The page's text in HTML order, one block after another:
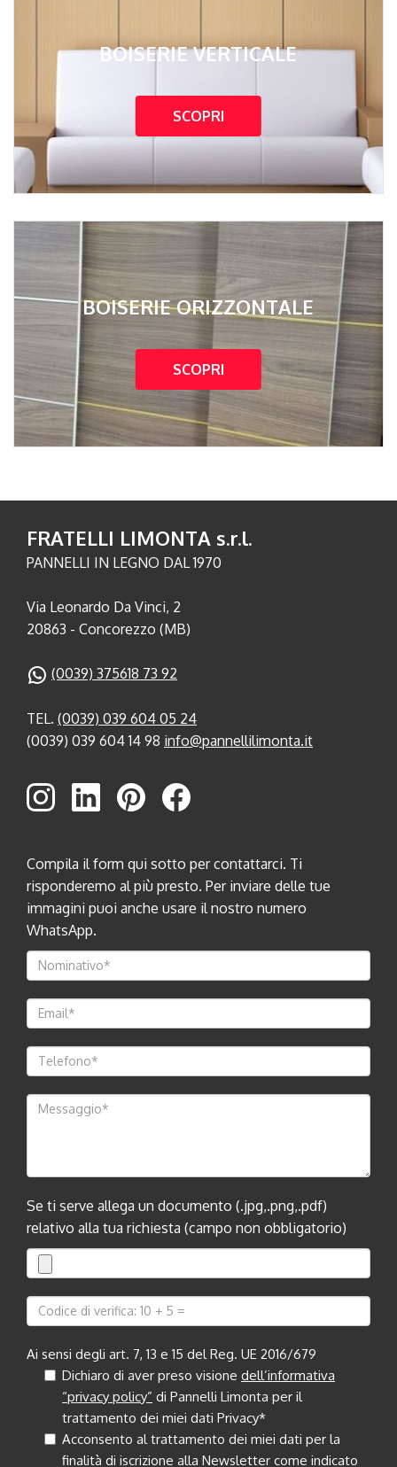
BOISERIE VERTICALE
SCOPRI
BOISERIE ORIZZONTALE
SCOPRI
FRATELLI LIMONTA s.r.l.
PANNELLI IN LEGNO DAL 1970
Via Leonardo Da Vinci, 2
20863 - Concorezzo (MB)
(0039) 375618 73 92
TEL. (0039) 039 604 05 24
(0039) 039 604 14 98 info@pannellilimonta.it
Compila il form qui sotto per contattarci. Ti
risponderemo al più presto. Per inviare delle tue
immagini puoi anche usare il nostro numero
WhatsApp.
Se ti serve allega un documento (.jpg,.png,.pdf)
relativo alla tua richiesta (campo non obbligatorio)
Ai sensi degli art. 7, 13 e 15 del Reg. UE 2016/679
Dichiaro di aver preso visione dell’informativa
“privacy policy” di Pannelli Limonta per il
trattamento dei miei dati Privacy*
Acconsento al trattamento dei miei dati per la
finalità di iscrizione alla Newsletter come indicato